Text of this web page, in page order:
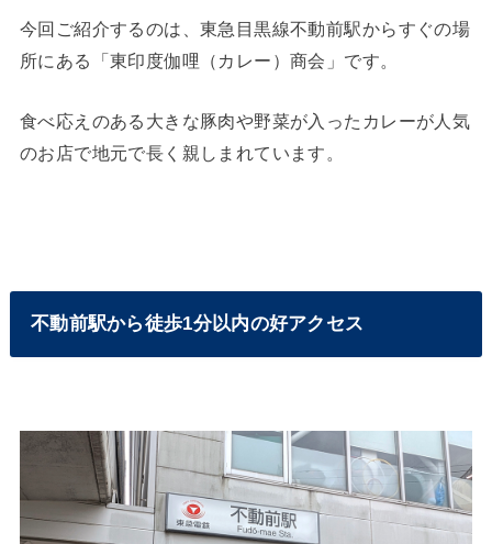
今回ご紹介するのは、東急目黒線不動前駅からすぐの場
所にある「東印度伽哩（カレー）商会」です。
食べ応えのある大きな豚肉や野菜が入ったカレーが人気
のお店で地元で長く親しまれています。
不動前駅から徒歩1分以内の好アクセス